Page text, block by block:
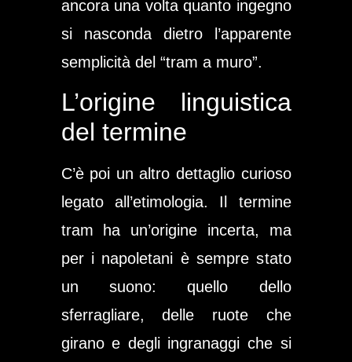
ancora una volta quanto ingegno
si nasconda dietro l’apparente
semplicità del “tram a muro”.
L’origine linguistica
del termine
C’è poi un altro dettaglio curioso
legato all’etimologia. Il termine
tram ha un’origine incerta, ma
per i napoletani è sempre stato
un suono: quello dello
sferragliare, delle ruote che
girano e degli ingranaggi che si